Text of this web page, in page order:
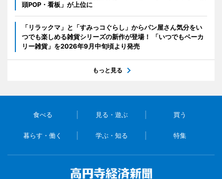
頭POP・看板」が上位に
「リラックマ」と「すみっコぐらし」からパン屋さん気分をい
つでも楽しめる雑貨シリーズの新作が登場！ 「いつでもベーカ
リー雑貨」を2026年9月中旬頃より発売
もっと見る
食べる 見る・遊ぶ 買う
暮らす・働く 学ぶ・知る 特集